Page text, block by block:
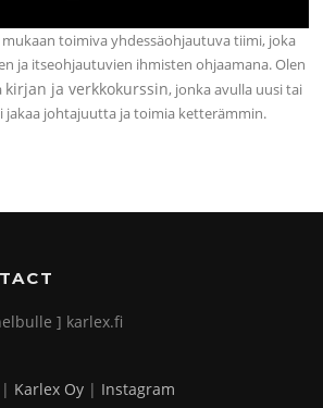
toimiva yhdessäohjautuva tiimi, joka
ja itseohjautuvien ihmisten ohjaamana. Olen
kirjan ja verkkokurssin, jonka avulla uusi tai
jakaa johtajuutta ja toimia ketterämmin.
] karlex.fi
| Karlex Oy | Instagram